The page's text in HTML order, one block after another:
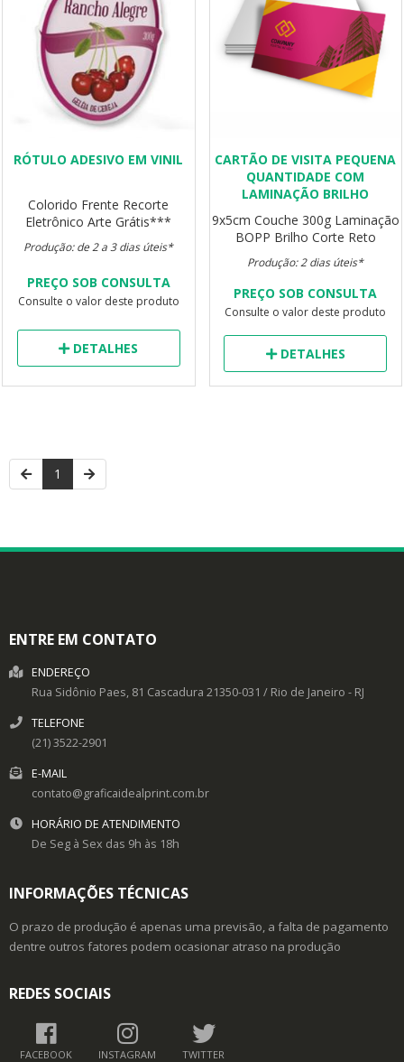
RÓTULO ADESIVO EM VINIL
Colorido Frente Recorte
Eletrônico Arte Grátis***
Produção: de 2 a 3 dias úteis*
PREÇO SOB CONSULTA
Consulte o valor deste produto
DETALHES
CARTÃO DE VISITA PEQUENA
QUANTIDADE COM
LAMINAÇÃO BRILHO
9x5cm Couche 300g Laminação
BOPP Brilho Corte Reto
Produção: 2 dias úteis*
PREÇO SOB CONSULTA
Consulte o valor deste produto
DETALHES
1
ENTRE EM CONTATO
ENDEREÇO
Rua Sidônio Paes, 81 Cascadura 21350-031 / Rio de Janeiro - RJ
TELEFONE
(21) 3522-2901
E-MAIL
contato@graficaidealprint.com.br
HORÁRIO DE ATENDIMENTO
De Seg à Sex das 9h às 18h
INFORMAÇÕES TÉCNICAS
O prazo de produção é apenas uma previsão, a falta de pagamento
dentre outros fatores podem ocasionar atraso na produção
REDES SOCIAIS
FACEBOOK INSTAGRAM TWITTER